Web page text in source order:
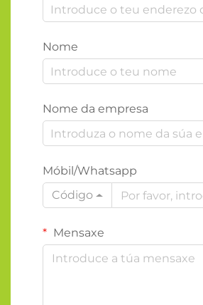
Nome
Nome da empresa
Móbil/Whatsapp
Código
Mensaxe